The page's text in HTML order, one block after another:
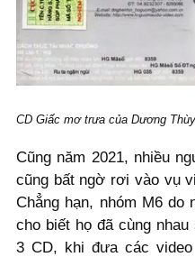
CD Giấc mơ trưa của Dương
Cũng năm 2021, nhiều
cũng bất ngờ rơi vào vụ
Chẳng hạn, nhóm M6 do
cho biết họ đã cùng
3 CD, khi đưa các